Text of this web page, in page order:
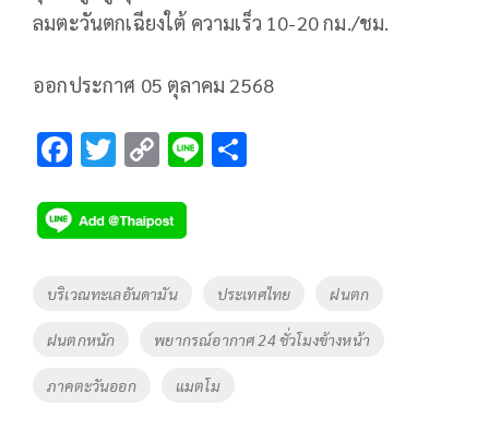
ลมตะวันตกเฉียงใต้ ความเร็ว 10-20 กม./ชม.
ออกประกาศ 05 ตุลาคม 2568
F
e
b
o
k
T
tt
er
C
p
y
Li
k
Li
Tags
บริเวณทะเลอันดามัน ประเทศไทย ฝนตก
ฝนตกหนัก พยากรณ์อากาศ 24 ชั่วโมงข้างหน้า
ภาคตะวันออก แมตโม